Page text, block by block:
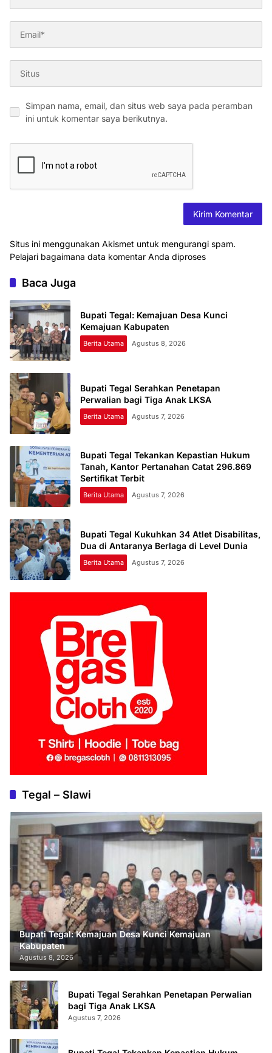
Simpan nama, email, dan situs web saya pada peramban
ini untuk komentar saya berikutnya.
Situs ini menggunakan Akismet untuk mengurangi spam.
Pelajari bagaimana data komentar Anda diproses
Baca Juga
Bupati Tegal: Kemajuan Desa Kunci
Kemajuan Kabupaten
Berita Utama Agustus 8, 2026
Bupati Tegal Serahkan Penetapan
Perwalian bagi Tiga Anak LKSA
Berita Utama Agustus 7, 2026
Bupati Tegal Tekankan Kepastian Hukum
Tanah, Kantor Pertanahan Catat 296.869
Sertifikat Terbit
Berita Utama Agustus 7, 2026
Bupati Tegal Kukuhkan 34 Atlet Disabilitas,
Dua di Antaranya Berlaga di Level Dunia
Berita Utama Agustus 7, 2026
Tegal – Slawi
Bupati Tegal: Kemajuan Desa Kunci Kemajuan
Kabupaten
Agustus 8, 2026
Bupati Tegal Serahkan Penetapan Perwalian
bagi Tiga Anak LKSA
Agustus 7, 2026